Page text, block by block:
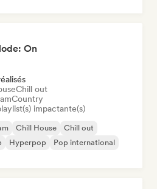
On
Chill out
Country
impactante(s)
Chill House
Chill out
Hyperpop
Pop international